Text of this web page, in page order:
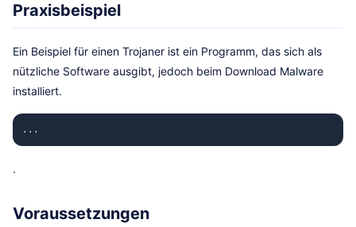
Praxisbeispiel
Ein Beispiel für einen Trojaner ist ein Programm, das sich als
nützliche Software ausgibt, jedoch beim Download Malware
installiert.
...
.
Voraussetzungen